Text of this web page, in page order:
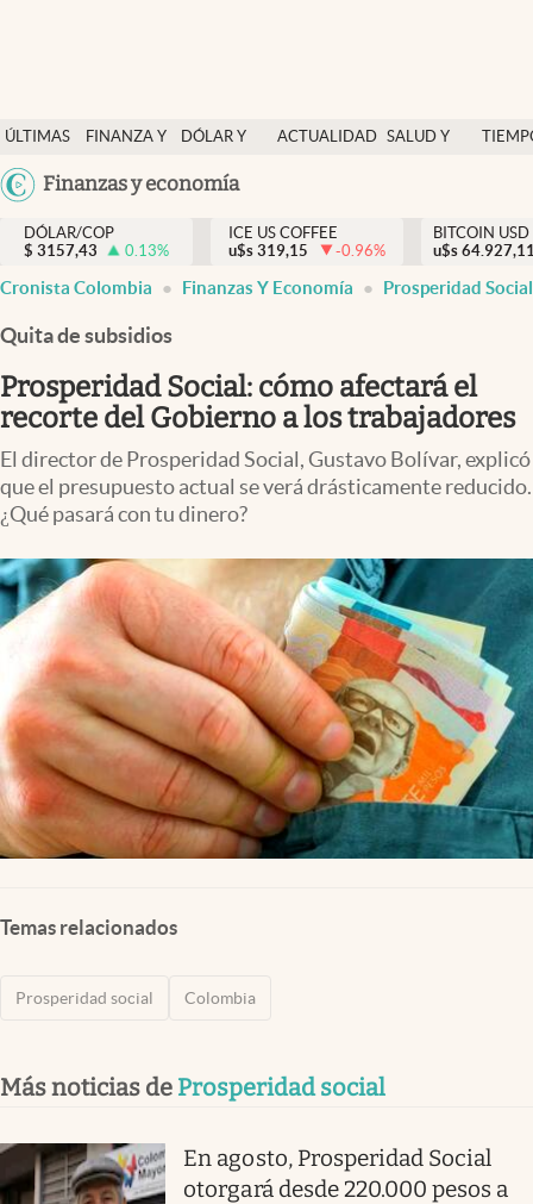
ÚLTIMAS
NOTICIAS
FINANZA Y
DÓLAR Y
ACTUALIDAD SALUD Y
México
USA
Finanzas y economía
Salud y nutrición
Vida espiritual
Actualidad
Colombia
DÓLAR/COP
$ 3157,43 0.13%
ICE US COFFEE
u$s 319,15 -0.96%
BITCOIN USD
u$s
Cronista Colombia Finanzas Y Economía Prosperidad Social
Quita de subsidios
Prosperidad Social: cómo afectará el
recorte del Gobierno a los trabajadores
El director de Prosperidad Social, Gustavo Bolívar, explicó
que el presupuesto actual se verá drásticamente reducido.
¿Qué pasará con tu dinero?
Temas relacionados
Prosperidad social Colombia
Más noticias de Prosperidad social
En agosto, Prosperidad Social
otorgará desde 220.000 pesos a